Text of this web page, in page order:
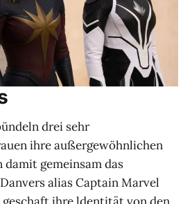
drei sehr
ihre außergewöhnlichen
gemeinsam das
alias Captain Marvel